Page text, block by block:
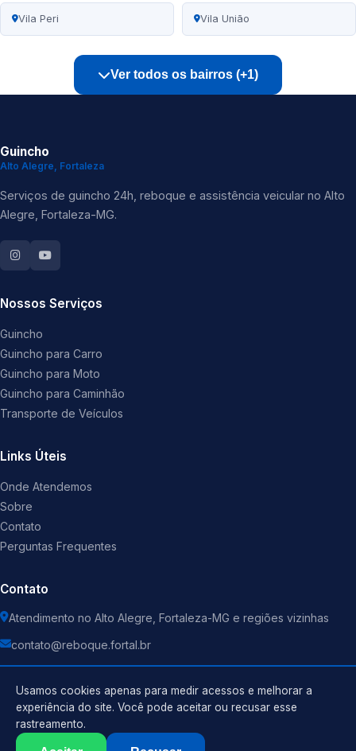
Vila Peri Vila União
Ver todos os bairros (+1)
Guincho
Alto Alegre, Fortaleza
Serviços de guincho 24h, reboque e assistência veicular no Alto
Alegre, Fortaleza-MG.
Nossos Serviços
Guincho
Guincho para Carro
Guincho para Moto
Guincho para Caminhão
Transporte de Veículos
Links Úteis
Onde Atendemos
Sobre
Contato
Perguntas Frequentes
Contato
Atendimento no Alto Alegre, Fortaleza-MG e regiões vizinhas
contato@reboque.fortal.br
Guincho . Todos os direitos reservados.
Usamos cookies apenas para medir acessos e melhorar a
experiência do site. Você pode aceitar ou recusar esse
rastreamento.